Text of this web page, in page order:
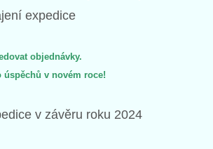
expedice
objednávky.
úspěchů v novém roce!
v závěru roku 2024